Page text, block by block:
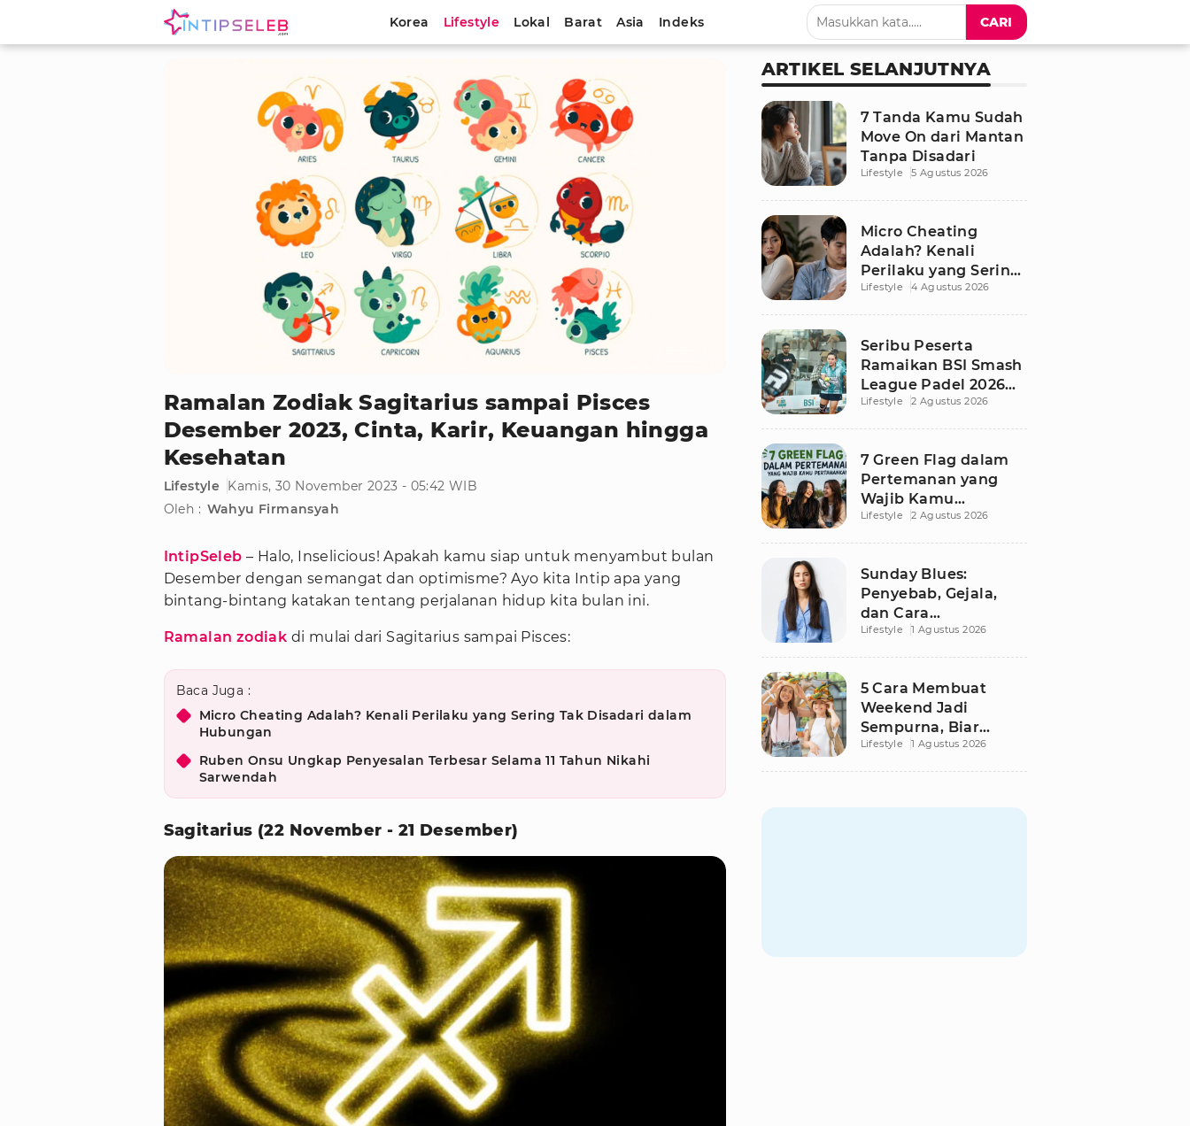
Korea Lifestyle Lokal Barat Asia Indeks CARI
Ramalan Zodiak Sagitarius sampai Pisces
Desember 2023, Cinta, Karir, Keuangan hingga
Kesehatan
Lifestyle
Kamis, 30 November 2023 - 05:42 WIB
Oleh : Wahyu Firmansyah
IntipSeleb – Halo, Inselicious! Apakah kamu siap untuk menyambut bulan
Desember dengan semangat dan optimisme? Ayo kita Intip apa yang
bintang-bintang katakan tentang perjalanan hidup kita bulan ini.
Ramalan zodiak di mulai dari Sagitarius sampai Pisces:
Baca Juga :
Micro Cheating Adalah? Kenali Perilaku yang Sering Tak Disadari dalam
Hubungan
Ruben Onsu Ungkap Penyesalan Terbesar Selama 11 Tahun Nikahi
Sarwendah
Sagitarius (22 November - 21 Desember)
ARTIKEL SELANJUTNYA
7 Tanda Kamu Sudah
Move On dari Mantan
Tanpa Disadari
Lifestyle 5 Agustus 2026
Micro Cheating
Adalah? Kenali
Perilaku yang Sering
Tak Disadari dalam
Lifestyle 4 Agustus 2026
Seribu Peserta
Ramaikan BSI Smash
League Padel 2026
Besutan RANS
Lifestyle 2 Agustus 2026
7 Green Flag dalam
Pertemanan yang
Wajib Kamu
Pertahankan, Bikin
Lifestyle 2 Agustus 2026
Sunday Blues:
Penyebab, Gejala,
dan Cara
Mengatasinya agar
Lifestyle 1 Agustus 2026
5 Cara Membuat
Weekend Jadi
Sempurna, Biar
Pikiran Fresh dan
Lifestyle 1 Agustus 2026